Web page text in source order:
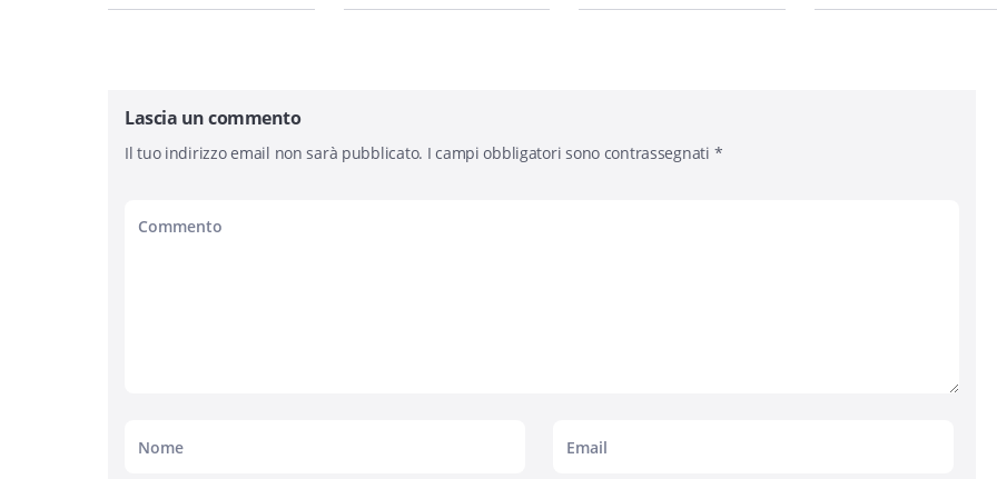
Lascia un commento
Il tuo indirizzo email non sarà pubblicato. I campi obbligatori sono contrassegnati *